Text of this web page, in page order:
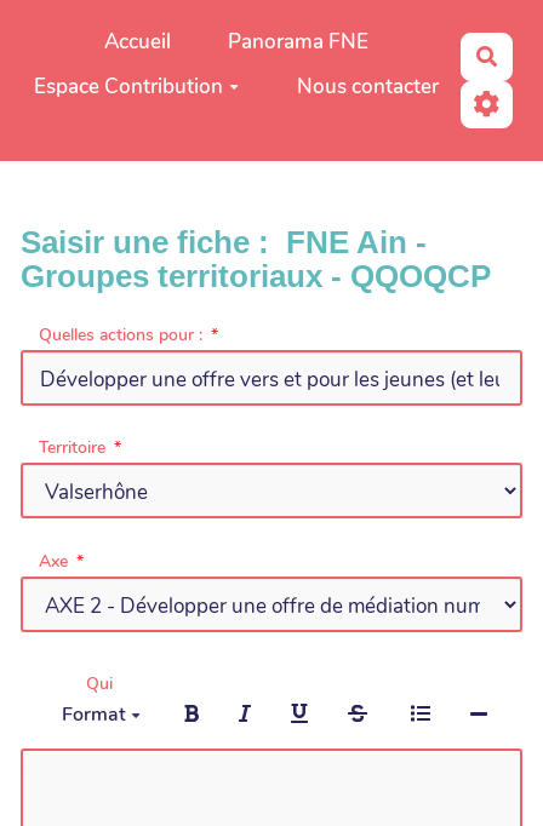
Aller au contenu principal
Accueil
Panorama FNE
Espace Contribution
Nous contacter
Saisir une fiche : FNE Ain -
Groupes territoriaux - QQOQCP
Quelles actions pour :
Territoire
Axe
Qui
Format